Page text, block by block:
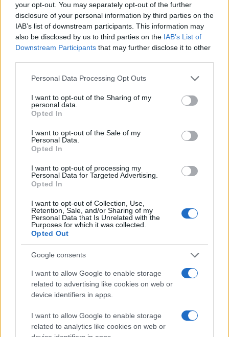
your opt-out. You may separately opt-out of the further
disclosure of your personal information by third parties on the
IAB’s list of downstream participants. This information may
also be disclosed by us to third parties on the IAB’s List of
Downstream Participants that may further disclose it to other
Please note that this website/app uses one or more Google
not limited to your visit or usage behaviour. You may click to
grant or deny consent to Google and its third-party tags to
use your data for below specified purposes in below Google
consent section.
Personal Data Processing Opt Outs
I want to opt-out of the Sharing of my
personal data.
Opted In
I want to opt-out of the Sale of my
Personal Data.
Opted In
I want to opt-out of processing my
Personal Data for Targeted Advertising.
Opted In
I want to opt-out of Collection, Use,
Retention, Sale, and/or Sharing of my
Personal Data that Is Unrelated with the
Purposes for which it was collected.
Opted Out
Google consents
I want to allow Google to enable storage
related to advertising like cookies on web or
device identifiers in apps.
I want to allow Google to enable storage
related to analytics like cookies on web or
υποθέσουμε καλόπιστα ότι πρόκειται για παράλειψη, που
δεν διορθώθηκε δυο χρόνια τώρα. Δεν είναι αυτό το
πρόβλημα…
12 εκατ. ευρώ σε βάθος πενταετίας. Πόσο... επένδυση είναι
αυτή η επένδυση; Σύμφωνα με όσα έλεγαν στελέχη της
εταιρείας τα χρήματα θα πήγαιναν στο κόστος
έξοδα και τους μισθούς. Με δεδομένο ότι το κτίριο των
παλαιών σφαγείων είχε πρόσφατα ανακαινιστεί, μπορούμε
να υποθέσουμε ότι τα περισσότερα χρήματα δόθηκαν για τα
έπιπλα, τα λειτουργικά έξοδα και το προσωπικό.
Ως προς το τελευταίο, οι λέξεις στον τίτλο του «Διεθνούς
Κέντρου Ψηφιακού Μετασχηματισμού και Ψηφιακών
Δεξιοτήτων» είναι... περισσότερες από τους εργαζόμενους
που απασχολούνται σε αυτό. Για να είμαστε ακριβείς, στο
κέντρο εργάζεται μόνο ένα άτομο, ο φύλακας που ανοίγει
τον χώρο όταν γίνονται εκδηλώσεις ή σεμινάρια. Για την
έναν χώρος, στον οποίον παρουσιάζει τα προϊόντα της σε
δυνητικούς πελάτες της - δήμους, πανεπιστήμια και φορείς
του δημοσίου.